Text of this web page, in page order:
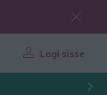
Logi sisse